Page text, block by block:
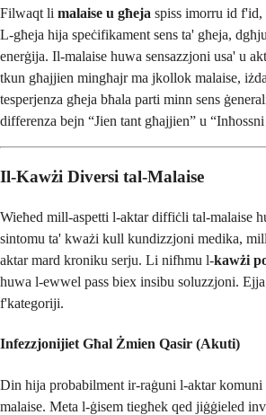
Filwaqt li malaise u għeja spiss imorru id f'id,
L-għeja hija speċifikament sens ta' għeja,
enerġija. Il-malaise huwa sensazzjoni usa' u
tkun għajjien mingħajr ma jkollok malaise,
tesperjenza għeja bħala parti minn sens
differenza bejn “Jien tant għajjien” u
Il-Kawżi Diversi tal-Malaise
Wieħed mill-aspetti l-aktar diffiċli tal-malaise
sintomu ta' kważi kull kundizzjoni medika,
aktar mard kroniku serju. Li nifhmu l-kawżi
huwa l-ewwel pass biex insibu soluzzjoni.
f'kategoriji.
Infezzjonijiet Għal Żmien Qasir (Akuti)
Din hija probabilment ir-raġuni l-aktar komuni
malaise. Meta l-ġisem tiegħek qed jiġġieled